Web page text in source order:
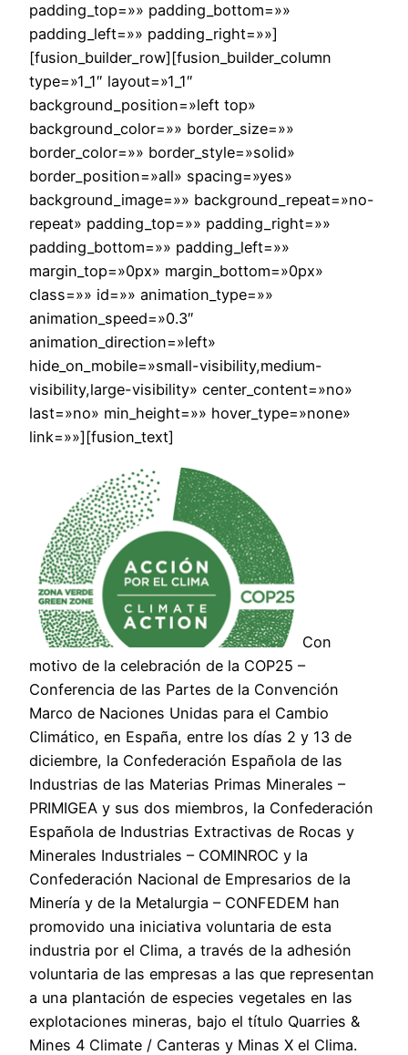
padding_top=»» padding_bottom=»»
padding_left=»» padding_right=»»]
[fusion_builder_row][fusion_builder_column
type=»1_1″ layout=»1_1″
background_position=»left top»
background_color=»» border_size=»»
border_color=»» border_style=»solid»
border_position=»all» spacing=»yes»
background_image=»» background_repeat=»no-
repeat» padding_top=»» padding_right=»»
padding_bottom=»» padding_left=»»
margin_top=»0px» margin_bottom=»0px»
class=»» id=»» animation_type=»»
animation_speed=»0.3″
animation_direction=»left»
hide_on_mobile=»small-visibility,medium-
visibility,large-visibility» center_content=»no»
last=»no» min_height=»» hover_type=»none»
link=»»][fusion_text]
Con
motivo de la celebración de la COP25 –
Conferencia de las Partes de la Convención
Marco de Naciones Unidas para el Cambio
Climático, en España, entre los días 2 y 13 de
diciembre, la Confederación Española de las
Industrias de las Materias Primas Minerales –
PRIMIGEA y sus dos miembros, la Confederación
Española de Industrias Extractivas de Rocas y
Minerales Industriales – COMINROC y la
Confederación Nacional de Empresarios de la
Minería y de la Metalurgia – CONFEDEM han
promovido una iniciativa voluntaria de esta
industria por el Clima, a través de la adhesión
voluntaria de las empresas a las que representan
a una plantación de especies vegetales en las
explotaciones mineras, bajo el título Quarries &
Mines 4 Climate / Canteras y Minas X el Clima.